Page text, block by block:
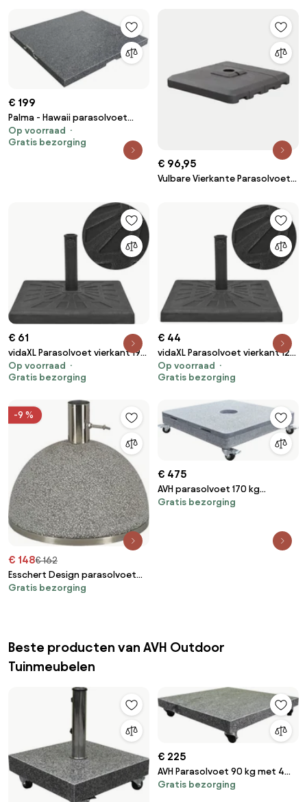
€ 199
Palma - Hawaii parasolvoet
90kg.
Op voorraad
Gratis bezorging
€ 96,95
Vulbare Vierkante Parasolvoet
€ 61
vidaXL Parasolvoet vierkant 19
kg hars zwart
Op voorraad
Gratis bezorging
€ 44
vidaXL Parasolvoet vierkant 12
kg hars zwart
Op voorraad
Gratis bezorging
-9 %
€ 148€ 162
Esschert Design parasolvoet
granito lichtgrijs M - LxBxH:
Gratis bezorging
€ 475
AVH parasolvoet 170 kg
Hacienda / Siesta met 4 wielen
Gratis bezorging
Beste producten van AVH Outdoor
Tuinmeubelen
€ 225
AVH Parasolvoet 90 kg met 4
wielen graniet
Gratis bezorging